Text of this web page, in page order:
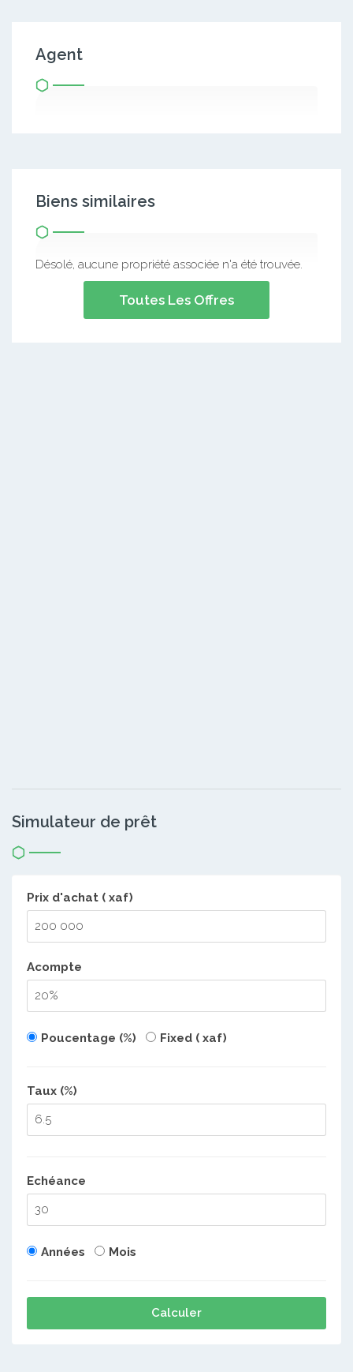
Agent
Biens similaires
Désolé, aucune propriété associée n'a été trouvée.
Toutes Les Offres
Simulateur de prêt
Prix d'achat ( xaf)
Acompte
Poucentage (%) Fixed ( xaf)
Taux (%)
Echéance
Années Mois
Calculer